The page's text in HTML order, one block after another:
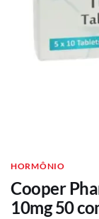
HORMÔNIO
Cooper
10mg 50